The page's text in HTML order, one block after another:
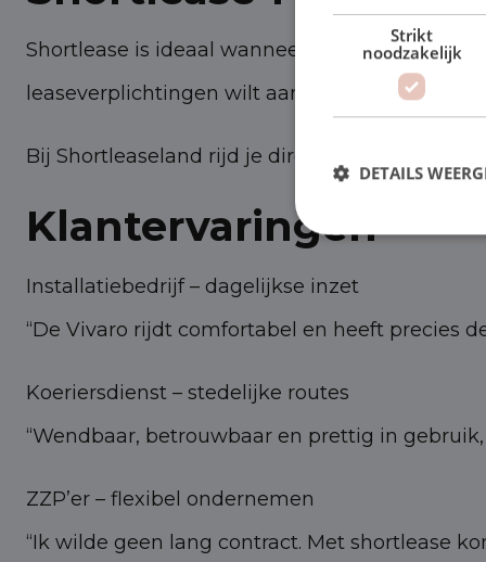
Shortlease is ideaal wanneer je tijdelijk extra
leaseverplichtingen wilt aangaan.
Bij Shortleaseland rijd je direct uit voorraad
Klantervaringen
Installatiebedrijf – dagelijkse inzet
“De Vivaro rijdt comfortabel en heeft precies
Koeriersdienst – stedelijke routes
“Wendbaar, betrouwbaar en prettig in
ZZP’er – flexibel ondernemen
“Ik wilde geen lang contract. Met shortlease
Strikt
noodzakelijk
DETAILS